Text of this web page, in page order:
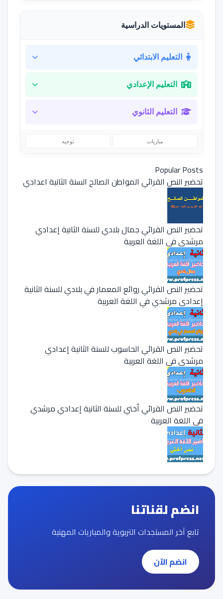
المستويات الدراسية
التعليم الابتدائي
التعليم الإعدادي
التعليم الثانوي
مباريات توجيه
Popular Posts
تحضير النص القرائي المواطن الصالح السنة الثانية اعدادي
تحضير النص القرائي جمال بلادي للسنة الثانية إعدادي
مرشدي في اللغة العربية
تحضير النص القرائي روائع المعمار في بلادي للسنة الثانية
إعدادي مرشدي في اللغة العربية
تحضير النص القرائي الحاسوب للسنة الثانية إعدادي
مرشدي في اللغة العربية
تحضير النص القرائي أختي للسنة الثانية إعدادي مرشدي
في اللغة العربية
انضم لقناتنا
تابع آخر المستجدات التربوية والمباريات المهنية
انضم الآن